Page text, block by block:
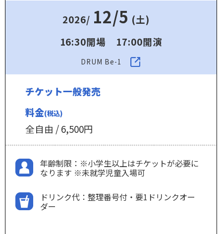
2026/ 12/5 (土)
16:30開場 17:00開演
DRUM Be-1
チケット一般発売
料金(税込)
全自由 / 6,500円
年齢制限：※小学生以上はチケットが必要に
なります ※未就学児童入場可
ドリンク代：整理番号付・要1ドリンクオー
ダー